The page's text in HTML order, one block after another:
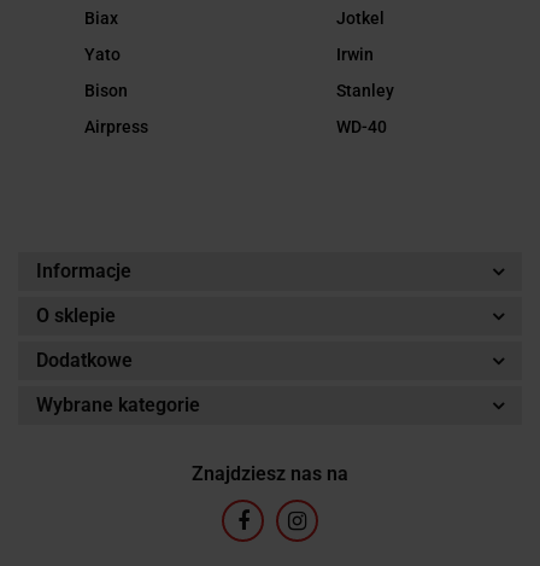
Biax
Yato
Bison
Airpress
Jotkel
Irwin
Stanley
WD-40
Informacje
O sklepie
Dodatkowe
Wybrane kategorie
Znajdziesz nas na